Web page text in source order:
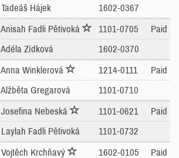
Tadeáš Hájek
1602-0367
Anisah Fadli Pětivoká 1101-0705
Paid
Adéla Zídková
1602-0370
Anna Winklerová 1214-0111
Paid
Alžběta Gregarová
1101-0710
Josefina Nebeská 1101-0621
Paid
Laylah Fadli Pětivoká
1101-0732
Vojtěch Krchňavý 1602-0105
Paid